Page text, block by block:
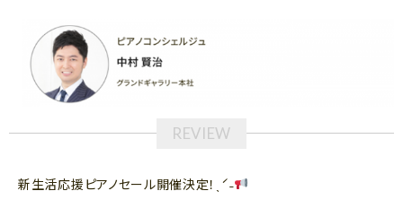
新生活応援ピアノセール開催決定！ˎˊ˗